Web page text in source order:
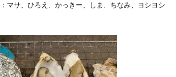
マサ、ひろえ、かっきー、しま、ちなみ、ヨシヨシ